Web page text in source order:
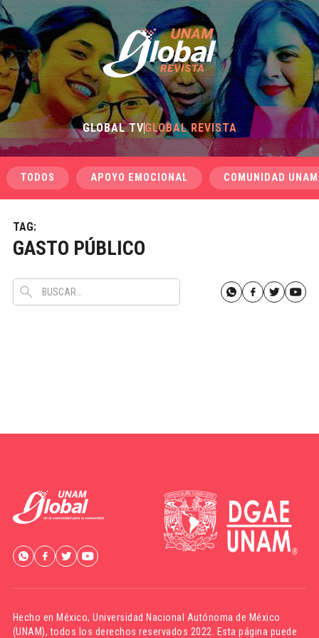
GLOBAL TVGLOBAL REVISTA
TODOS APOYO EMOCIONAL COMUNIDAD UNAM
TAG:
GASTO PÚBLICO
Hecho en México,Universidad Nacional Autónoma de México
(UNAM), todos los derechos reservados 2022. Esta página puede